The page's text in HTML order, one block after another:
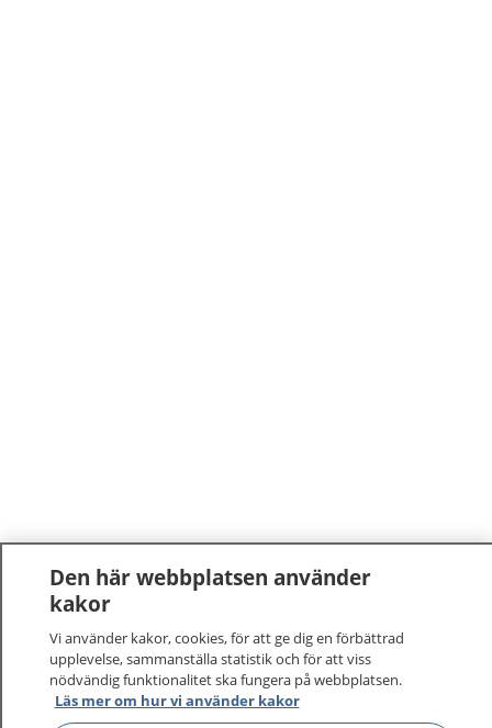
1177 –tryggt om din hälsa och vård
Den här webbplatsen använder
kakor
Vi använder kakor, cookies, för att ge dig en förbättrad
upplevelse, sammanställa statistik och för att viss
nödvändig funktionalitet ska fungera på webbplatsen.
Läs mer om hur vi använder kakor